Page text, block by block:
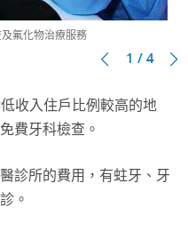
氟化物治療服務
1 / 4
收入住戶比例較高的地
費牙科檢查。
診所的費用，有蛀牙、牙
。